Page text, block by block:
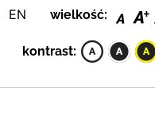
EN wielkość:
kontrast: